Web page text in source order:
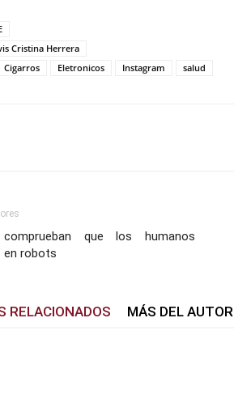
Cristina Herrera
Cigarros Eletronicos Instagram salud
que los humanos
en robots
RELACIONADOS MÁS DEL AUTOR